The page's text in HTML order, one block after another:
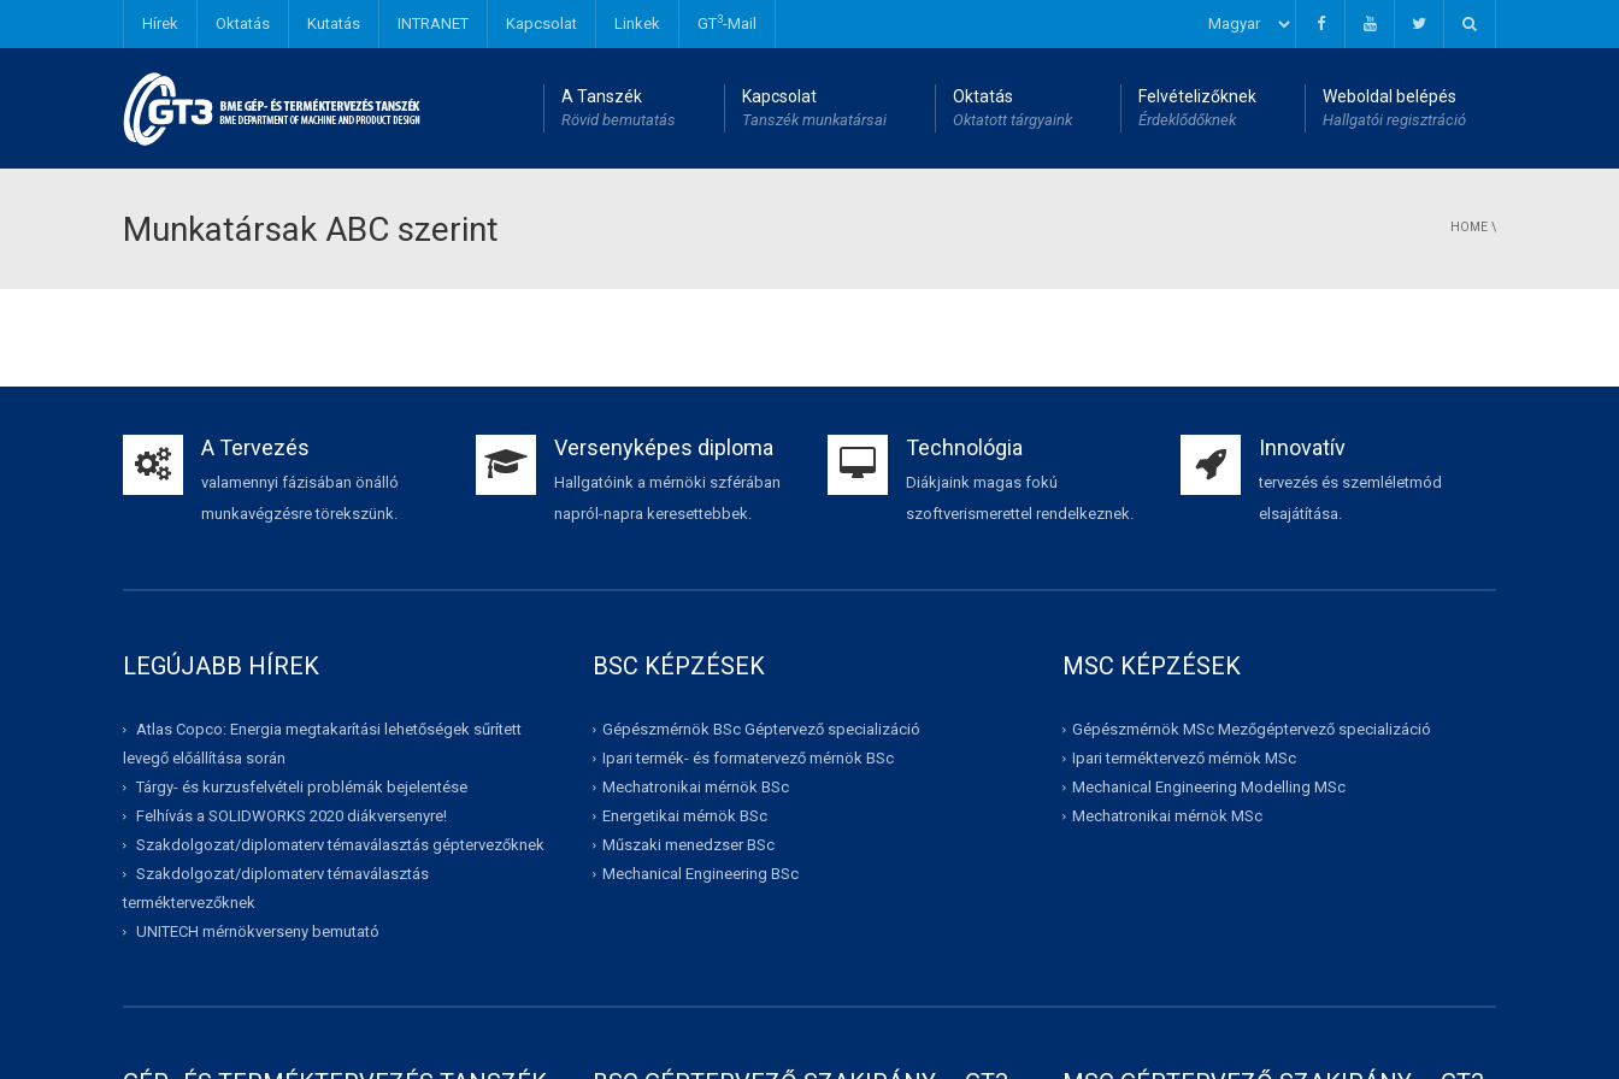
Hírek Oktatás Kutatás INTRANET Kapcsolat Linkek GT3-Mail
A Tanszék
Rövid bemutatás
Kapcsolat
Tanszék munkatársai
Oktatás
Oktatott tárgyaink
Felvételizőknek
Érdeklődőknek
Weboldal belépés
Hallgatói regisztráció
Munkatársak ABC szerint HOME \
A Tervezés
valamennyi fázisában önálló
munkavégzésre törekszünk.
Versenyképes diploma
Hallgatóink a mérnöki szférában
napról-napra keresettebbek.
Technológia
Diákjaink magas fokú
szoftverismerettel rendelkeznek.
Innovatív
tervezés és szemléletmód
elsajátítása.
LEGÚJABB HÍREK
Atlas Copco: Energia megtakarítási lehetőségek sűrített
levegő előállítása során
Tárgy- és kurzusfelvételi problémák bejelentése
Felhívás a SOLIDWORKS 2020 diákversenyre!
Szakdolgozat/diplomaterv témaválasztás géptervezőknek
Szakdolgozat/diplomaterv témaválasztás
terméktervezőknek
UNITECH mérnökverseny bemutató
BSC KÉPZÉSEK
Gépészmérnök BSc Géptervező specializáció
Ipari termék- és formatervező mérnök BSc
Mechatronikai mérnök BSc
Energetikai mérnök BSc
Műszaki menedzser BSc
Mechanical Engineering BSc
MSC KÉPZÉSEK
Gépészmérnök MSc Mezőgéptervező specializáció
Ipari terméktervező mérnök MSc
Mechanical Engineering Modelling MSc
Mechatronikai mérnök MSc